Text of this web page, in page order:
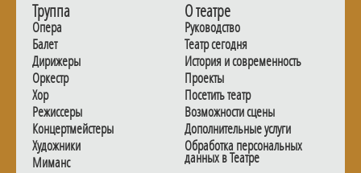
Труппа
Опера
Балет
Дирижеры
Оркестр
Хор
Режиссеры
Концертмейстеры
Художники
Миманс
О театре
Руководство
Театр сегодня
История и современность
Проекты
Посетить театр
Возможности сцены
Дополнительные услуги
Обработка персональных
данных в Театре